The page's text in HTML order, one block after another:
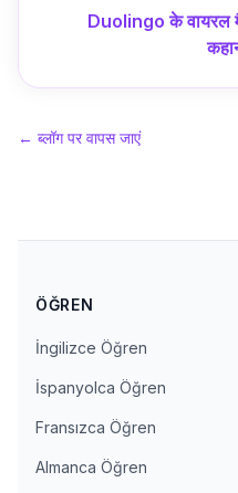
Duolingo के वायरल
← ब्लॉग पर वापस जाएं
ÖĞREN
İngilizce Öğren
İspanyolca Öğren
Fransızca Öğren
Almanca Öğren